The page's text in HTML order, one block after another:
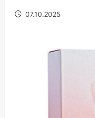
07.10.2025